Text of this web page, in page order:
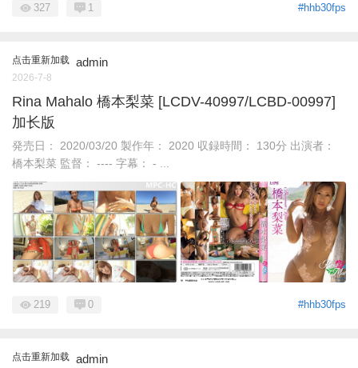
#hhb30fps
327 1
点击重新加载 admin
2026-7-8
Rina Mahalo 橋本梨菜 [LCDV-40997/LCBD-00997]
加长版
発売日： 2020/03/20 製作年： 2020 収録時間： 130分 出演者：
橋本梨菜 監督： ---- 字幕： - ...
#hhb30fps
219 0
点击重新加载 admin